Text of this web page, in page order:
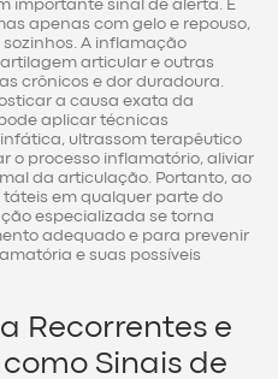
importante sinal de alerta. É
apenas com gelo e repouso,
A inflamação
articular e outras
crônicos e dor duradoura.
a causa exata da
aplicar técnicas
ultrassom terapêutico
o processo inflamatório, aliviar
da articulação. Portanto, ao
táteis em qualquer parte do
especializada se torna
adequado e para prevenir
e suas possíveis
Recorrentes e
como Sinais de